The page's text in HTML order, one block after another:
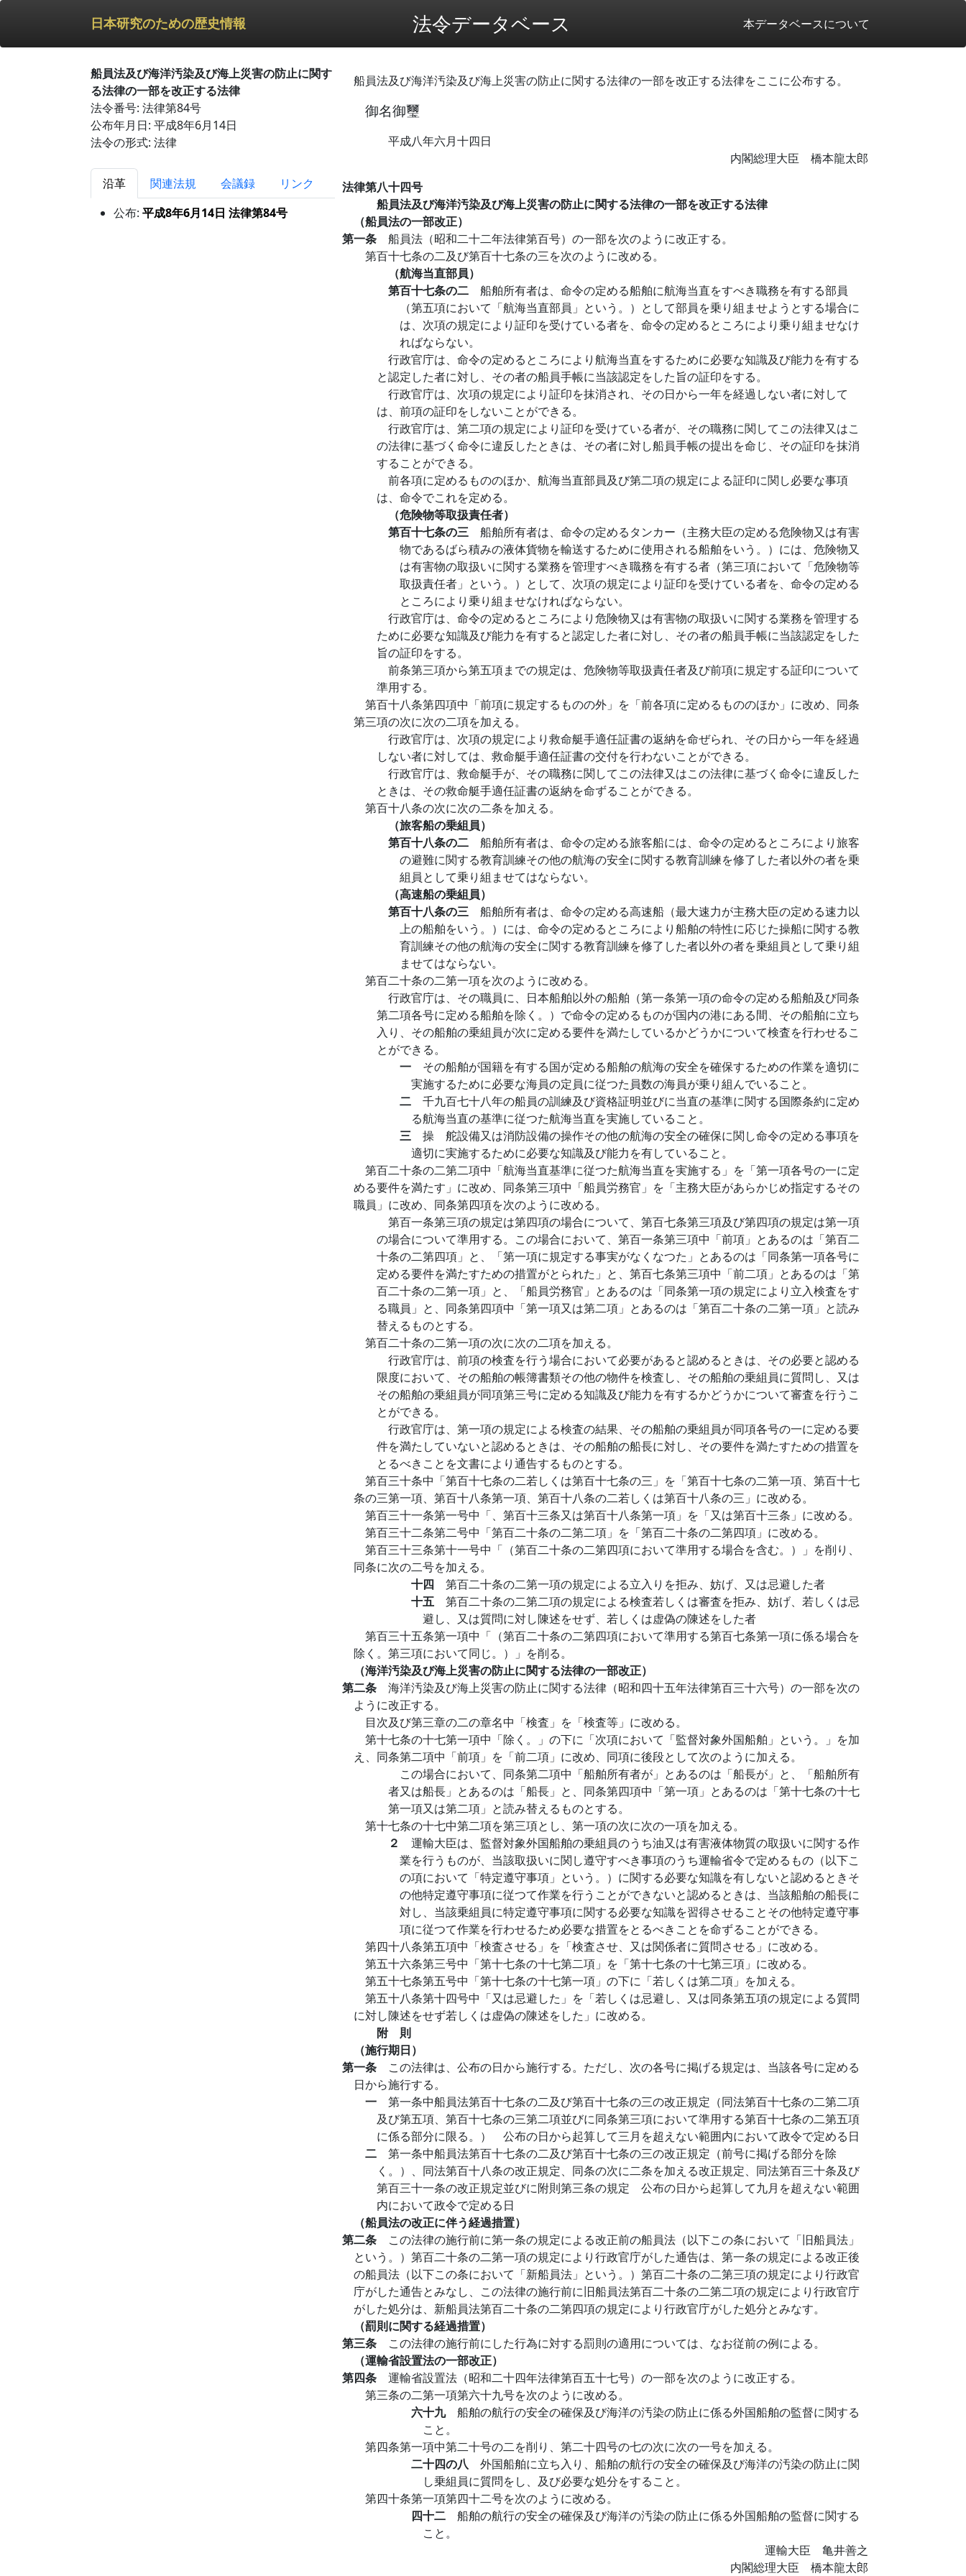
日本研究のための歴史情報 法令データベース 本データベースについて
船員法及び海洋汚染及び海上災害の防止に関す
る法律の一部を改正する法律
法令番号: 法律第84号
公布年月日: 平成8年6月14日
法令の形式: 法律
沿革 関連法規 会議録
リンク
公布: 平成8年6月14日 法律第84号
船員法及び海洋汚染及び海上災害の防止に関する法律の一部を改正する法律をここに公布する。
御名御璽
平成八年六月十四日
内閣総理大臣 橋本龍太郎
法律第八十四号
船員法及び海洋汚染及び海上災害の防止に関する法律の一部を改正する法律
（船員法の一部改正）
第一条 船員法（昭和二十二年法律第百号）の一部を次のように改正する。
第百十七条の二及び第百十七条の三を次のように改める。
（航海当直部員）
第百十七条の二 船舶所有者は、命令の定める船舶に航海当直をすべき職務を有する部員
（第五項において「航海当直部員」という。）として部員を乗り組ませようとする場合に
は、次項の規定により証印を受けている者を、命令の定めるところにより乗り組ませなけ
ればならない。
行政官庁は、命令の定めるところにより航海当直をするために必要な知識及び能力を有する
と認定した者に対し、その者の船員手帳に当該認定をした旨の証印をする。
行政官庁は、次項の規定により証印を抹消され、その日から一年を経過しない者に対して
は、前項の証印をしないことができる。
行政官庁は、第二項の規定により証印を受けている者が、その職務に関してこの法律又はこ
の法律に基づく命令に違反したときは、その者に対し船員手帳の提出を命じ、その証印を抹消
することができる。
前各項に定めるもののほか、航海当直部員及び第二項の規定による証印に関し必要な事項
は、命令でこれを定める。
（危険物等取扱責任者）
第百十七条の三 船舶所有者は、命令の定めるタンカー（主務大臣の定める危険物又は有害
物であるばら積みの液体貨物を輸送するために使用される船舶をいう。）には、危険物又
は有害物の取扱いに関する業務を管理すべき職務を有する者（第三項において「危険物等
取扱責任者」という。）として、次項の規定により証印を受けている者を、命令の定める
ところにより乗り組ませなければならない。
行政官庁は、命令の定めるところにより危険物又は有害物の取扱いに関する業務を管理する
ために必要な知識及び能力を有すると認定した者に対し、その者の船員手帳に当該認定をした
旨の証印をする。
前条第三項から第五項までの規定は、危険物等取扱責任者及び前項に規定する証印について
準用する。
第百十八条第四項中「前項に規定するものの外」を「前各項に定めるもののほか」に改め、同条
第三項の次に次の二項を加える。
行政官庁は、次項の規定により救命艇手適任証書の返納を命ぜられ、その日から一年を経過
しない者に対しては、救命艇手適任証書の交付を行わないことができる。
行政官庁は、救命艇手が、その職務に関してこの法律又はこの法律に基づく命令に違反した
ときは、その救命艇手適任証書の返納を命ずることができる。
第百十八条の次に次の二条を加える。
（旅客船の乗組員）
第百十八条の二 船舶所有者は、命令の定める旅客船には、命令の定めるところにより旅客
の避難に関する教育訓練その他の航海の安全に関する教育訓練を修了した者以外の者を乗
組員として乗り組ませてはならない。
（高速船の乗組員）
第百十八条の三 船舶所有者は、命令の定める高速船（最大速力が主務大臣の定める速力以
上の船舶をいう。）には、命令の定めるところにより船舶の特性に応じた操船に関する教
育訓練その他の航海の安全に関する教育訓練を修了した者以外の者を乗組員として乗り組
ませてはならない。
第百二十条の二第一項を次のように改める。
行政官庁は、その職員に、日本船舶以外の船舶（第一条第一項の命令の定める船舶及び同条
第二項各号に定める船舶を除く。）で命令の定めるものが国内の港にある間、その船舶に立ち
入り、その船舶の乗組員が次に定める要件を満たしているかどうかについて検査を行わせるこ
とができる。
一 その船舶が国籍を有する国が定める船舶の航海の安全を確保するための作業を適切に
実施するために必要な海員の定員に従つた員数の海員が乗り組んでいること。
二 千九百七十八年の船員の訓練及び資格証明並びに当直の基準に関する国際条約に定め
る航海当直の基準に従つた航海当直を実施していること。
三 操 舵設備又は消防設備の操作その他の航海の安全の確保に関し命令の定める事項を
適切に実施するために必要な知識及び能力を有していること。
第百二十条の二第二項中「航海当直基準に従つた航海当直を実施する」を「第一項各号の一に定
める要件を満たす」に改め、同条第三項中「船員労務官」を「主務大臣があらかじめ指定するその
職員」に改め、同条第四項を次のように改める。
第百一条第三項の規定は第四項の場合について、第百七条第三項及び第四項の規定は第一項
の場合について準用する。この場合において、第百一条第三項中「前項」とあるのは「第百二
十条の二第四項」と、「第一項に規定する事実がなくなつた」とあるのは「同条第一項各号に
定める要件を満たすための措置がとられた」と、第百七条第三項中「前二項」とあるのは「第
百二十条の二第一項」と、「船員労務官」とあるのは「同条第一項の規定により立入検査をす
る職員」と、同条第四項中「第一項又は第二項」とあるのは「第百二十条の二第一項」と読み
替えるものとする。
第百二十条の二第一項の次に次の二項を加える。
行政官庁は、前項の検査を行う場合において必要があると認めるときは、その必要と認める
限度において、その船舶の帳簿書類その他の物件を検査し、その船舶の乗組員に質問し、又は
その船舶の乗組員が同項第三号に定める知識及び能力を有するかどうかについて審査を行うこ
とができる。
行政官庁は、第一項の規定による検査の結果、その船舶の乗組員が同項各号の一に定める要
件を満たしていないと認めるときは、その船舶の船長に対し、その要件を満たすための措置を
とるべきことを文書により通告するものとする。
第百三十条中「第百十七条の二若しくは第百十七条の三」を「第百十七条の二第一項、第百十七
条の三第一項、第百十八条第一項、第百十八条の二若しくは第百十八条の三」に改める。
第百三十一条第一号中「、第百十三条又は第百十八条第一項」を「又は第百十三条」に改める。
第百三十二条第二号中「第百二十条の二第二項」を「第百二十条の二第四項」に改める。
第百三十三条第十一号中「（第百二十条の二第四項において準用する場合を含む。）」を削り、
同条に次の二号を加える。
十四 第百二十条の二第一項の規定による立入りを拒み、妨げ、又は忌避した者
十五 第百二十条の二第二項の規定による検査若しくは審査を拒み、妨げ、若しくは忌
避し、又は質問に対し陳述をせず、若しくは虚偽の陳述をした者
第百三十五条第一項中「（第百二十条の二第四項において準用する第百七条第一項に係る場合を
除く。第三項において同じ。）」を削る。
（海洋汚染及び海上災害の防止に関する法律の一部改正）
第二条 海洋汚染及び海上災害の防止に関する法律（昭和四十五年法律第百三十六号）の一部を次の
ように改正する。
目次及び第三章の二の章名中「検査」を「検査等」に改める。
第十七条の十七第一項中「除く。」の下に「次項において「監督対象外国船舶」という。」を加
え、同条第二項中「前項」を「前二項」に改め、同項に後段として次のように加える。
この場合において、同条第二項中「船舶所有者が」とあるのは「船長が」と、「船舶所有
者又は船長」とあるのは「船長」と、同条第四項中「第一項」とあるのは「第十七条の十七
第一項又は第二項」と読み替えるものとする。
第十七条の十七中第二項を第三項とし、第一項の次に次の一項を加える。
２ 運輸大臣は、監督対象外国船舶の乗組員のうち油又は有害液体物質の取扱いに関する作
業を行うものが、当該取扱いに関し遵守すべき事項のうち運輸省令で定めるもの（以下こ
の項において「特定遵守事項」という。）に関する必要な知識を有しないと認めるときそ
の他特定遵守事項に従つて作業を行うことができないと認めるときは、当該船舶の船長に
対し、当該乗組員に特定遵守事項に関する必要な知識を習得させることその他特定遵守事
項に従つて作業を行わせるため必要な措置をとるべきことを命ずることができる。
第四十八条第五項中「検査させる」を「検査させ、又は関係者に質問させる」に改める。
第五十六条第三号中「第十七条の十七第二項」を「第十七条の十七第三項」に改める。
第五十七条第五号中「第十七条の十七第一項」の下に「若しくは第二項」を加える。
第五十八条第十四号中「又は忌避した」を「若しくは忌避し、又は同条第五項の規定による質問
に対し陳述をせず若しくは虚偽の陳述をした」に改める。
附 則
（施行期日）
第一条 この法律は、公布の日から施行する。ただし、次の各号に掲げる規定は、当該各号に定める
日から施行する。
一 第一条中船員法第百十七条の二及び第百十七条の三の改正規定（同法第百十七条の二第二項
及び第五項、第百十七条の三第二項並びに同条第三項において準用する第百十七条の二第五項
に係る部分に限る。） 公布の日から起算して三月を超えない範囲内において政令で定める日
二 第一条中船員法第百十七条の二及び第百十七条の三の改正規定（前号に掲げる部分を除
く。）、同法第百十八条の改正規定、同条の次に二条を加える改正規定、同法第百三十条及び
第百三十一条の改正規定並びに附則第三条の規定 公布の日から起算して九月を超えない範囲
内において政令で定める日
（船員法の改正に伴う経過措置）
第二条 この法律の施行前に第一条の規定による改正前の船員法（以下この条において「旧船員法」
という。）第百二十条の二第一項の規定により行政官庁がした通告は、第一条の規定による改正後
の船員法（以下この条において「新船員法」という。）第百二十条の二第三項の規定により行政官
庁がした通告とみなし、この法律の施行前に旧船員法第百二十条の二第二項の規定により行政官庁
がした処分は、新船員法第百二十条の二第四項の規定により行政官庁がした処分とみなす。
（罰則に関する経過措置）
第三条 この法律の施行前にした行為に対する罰則の適用については、なお従前の例による。
（運輸省設置法の一部改正）
第四条 運輸省設置法（昭和二十四年法律第百五十七号）の一部を次のように改正する。
第三条の二第一項第六十九号を次のように改める。
六十九 船舶の航行の安全の確保及び海洋の汚染の防止に係る外国船舶の監督に関する
こと。
第四条第一項中第二十号の二を削り、第二十四号の七の次に次の一号を加える。
二十四の八 外国船舶に立ち入り、船舶の航行の安全の確保及び海洋の汚染の防止に関
し乗組員に質問をし、及び必要な処分をすること。
第四十条第一項第四十二号を次のように改める。
四十二 船舶の航行の安全の確保及び海洋の汚染の防止に係る外国船舶の監督に関する
こと。
運輸大臣 亀井善之
内閣総理大臣 橋本龍太郎